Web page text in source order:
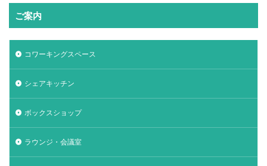
ご案内
コワーキングスペース
シェアキッチン
ボックスショップ
ラウンジ・会議室